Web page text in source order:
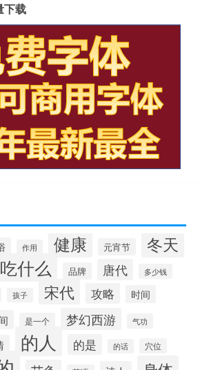
下载
作用 健康 元宵节 冬天
吃什么 品牌 唐代 多少钱
孩子 宋代 攻略 时间
是一个 梦幻西游 气功
的人 的是 的话 穴位